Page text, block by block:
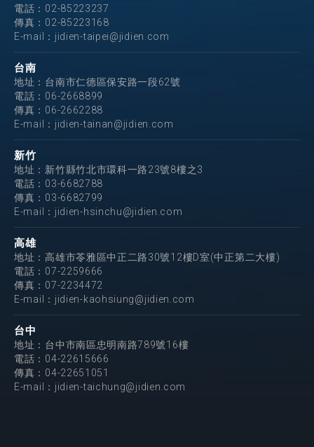
電話： 02-85223237
傳真：02-85223168
E-mail： jidien-taipei@jidien.com
台南
地址：台南市仁德區保安路一段62號
電話： 06-2668899
傳真：06-2662288
E-mail： jidien-tainan@jidien.com
新竹
地址：新竹縣竹北市環科一路23號8樓之3
電話： 03-6682788
傳真：03-6682799
E-mail： jidien-hsinchu@jidien.com
高雄
地址：高雄市苓雅區中正二路30號12樓D室(中正第二大樓)
電話： 07-2259666
傳真：07-2234472
E-mail： jidien-kaohsiung@jidien.com
台中
地址：台中市南區忠明南路789號16樓
電話： 04-22615666
傳真：04-22651051
E-mail： jidien-taichung@jidien.com